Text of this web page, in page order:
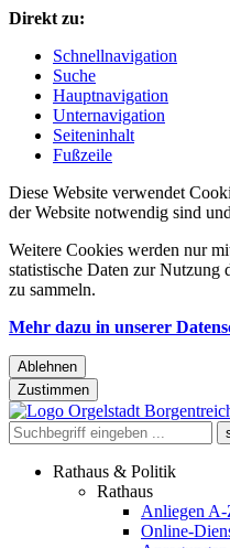
Direkt zu:
Schnellnavigation
Suche
Hauptnavigation
Unternavigation
Seiteninhalt
Fußzeile
Diese Website verwendet
der Website notwendig sind
Weitere Cookies werden nur
statistische Daten zur Nutzung
zu sammeln.
Mehr dazu in unserer
Ablehnen
Zustimmen
Rathaus & Politik
Rathaus
Anliegen A-
Online-